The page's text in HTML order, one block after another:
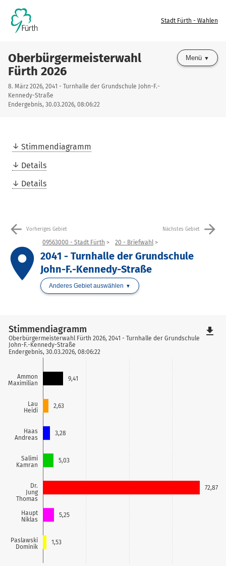
Stadt Fürth - Wahlen
Oberbürgermeisterwahl
Fürth 2026
8. März 2026, 2041 - Turnhalle der Grundschule John-F.-
Kennedy-Straße
Endergebnis, 30.03.2026, 08:06:22
Menü
Stimmendiagramm
Details
Details
arrow_back Vorheriges Gebiet Nächstes Gebiet arrow_forward
place
09563000 - Stadt Fürth 20 - Briefwahl
2041 - Turnhalle der Grundschule
John-F.-Kennedy-Straße
Anderes Gebiet auswählen
Ammon
Maximilian
Lau
Heidi
Haas
Andreas
Salimi
Kamran
Dr.
Jung
Thomas
Haupt
Niklas
Paslawski
Dominik
9,41
2,63
3,28
5,03
72,87
5,25
1,53
Stimmendiagramm
Oberbürgermeisterwahl Fürth 2026, 2041 - Turnhalle der Grundschule
John-F.-Kennedy-Straße
Endergebnis, 30.03.2026, 08:06:22
file_download